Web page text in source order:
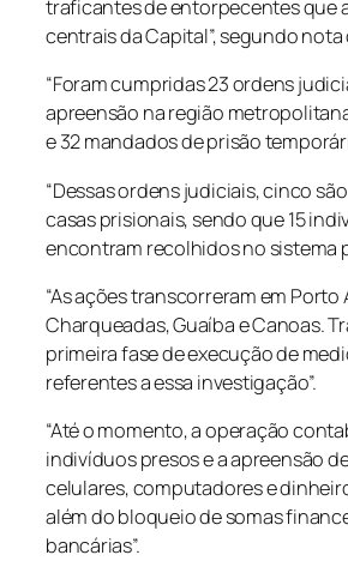
traficantes de entorpecentes que
centrais da Capital”, segundo nota
“Foram cumpridas 23 ordens
apreensão na região
e 32 mandados de prisão
“Dessas ordens judiciais, cinco
casas prisionais, sendo que 15
encontram recolhidos no sistema
“As ações transcorreram em Porto
Charqueadas, Guaíba e Canoas.
primeira fase de execução de
referentes a essa investigação”.
“Até o momento, a operação
indivíduos presos e a apreensão
celulares, computadores e
além do bloqueio de somas
bancárias”.